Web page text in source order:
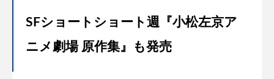
SFショートショート週『小松左京ア
ニメ劇場 原作集』も発売